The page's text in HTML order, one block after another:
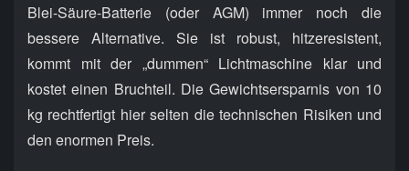
Blei-Säure-Batterie (oder AGM) immer noch die
bessere Alternative. Sie ist robust, hitzeresistent,
kommt mit der „dummen“ Lichtmaschine klar und
kostet einen Bruchteil. Die Gewichtsersparnis von 10
kg rechtfertigt hier selten die technischen Risiken und
den enormen Preis.